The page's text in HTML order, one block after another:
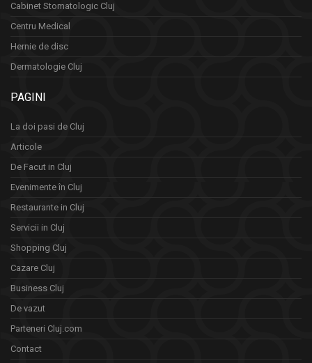
Cabinet Stomatologic Cluj
Centru Medical
Hernie de disc
Dermatologie Cluj
PAGINI
La doi pasi de Cluj
Articole
De Facut in Cluj
Evenimente în Cluj
Restaurante in Cluj
Servicii in Cluj
Shopping Cluj
Cazare Cluj
Business Cluj
De vazut
Parteneri Cluj.com
Contact